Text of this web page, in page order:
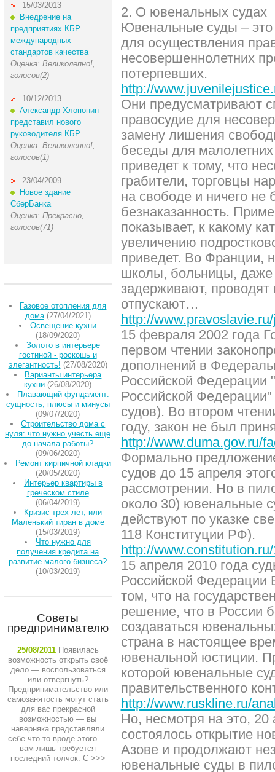
15/03/2013
Внедрение на
предприятиях КБР
международных
стандартов качества
Оценка: Великолепно!,
голосов(2)
10/12/2013
Александр Хлопонин
представил нового
руководителя КБР
Оценка: Великолепно!,
голосов(1)
23/04/2009
Новое здание
СберБанка
Оценка: Прекрасно,
голосов(71)
Газовое отопления для
дома(27/04/2021)
Освещение кухни
(18/09/2020)
Золото в интерьере
гостиной - роскошь и
элегантность! (27/08/2020)
Варианты интерьера
кухни (26/08/2020)
Плавающий фундамент:
сущность, плюсы и минусы
(09/07/2020)
Строительство дома с
нуля: что нужно учесть еще
до начала работы?
(09/06/2020)
Ремонт кирпичной кладки
(20/05/2020)
Интерьер квартиры в
греческом стиле
(06/04/2019)
Кризис трех лет, или
Маленький тиран в доме
(15/03/2019)
Что нужно для
получения кредита на
развитие малого бизнеса?
(10/03/2019)
Советы
предпринимателю
25/08/2011 Появилась
возможность открыть своё
дело — воспользоваться
или отвергнуть?
Предпринимательство или
самозанятость могут стать
для вас прекрасной
возможностью — вы
наверняка представляли
себе что-то вроде этого —
вам лишь требуется
последний толчок. С>>>
2. О ювенальных судах
Ювенальные суды –
для осуществления
несовершеннолетних
потерпевших.
http://
Они предусматривают
правосудие для
замену лишения
беседы для
приведет к тому, что
грабители, торговцы
на свободе и ничего не
безнаказанность.
показывает, к какому
увеличению
приведет. Во Франции,
школы, больницы, даже
задерживают,
отпускают…
http://
15 февраля 2002 года
первом чтении
дополнений в
Российской Федерации
Российской
судов). Во втором
году, закон не был
http://www.duma.gov.ru/
Формально
судов до 15 апреля
рассмотрении. Но в
около 30) ювенальные
действуют по указке
118 Конституции РФ).
http://
15 апреля 2010 года
Российской
том, что на
решение, что в России
создаваться
страна в настоящее
ювенальной юстиции.
которой ювенальные
правительственного
http://www.ruskline.ru/
Но, несмотря на это, 20
состоялось открытие
Азове и продолжают
ювенальные суды в